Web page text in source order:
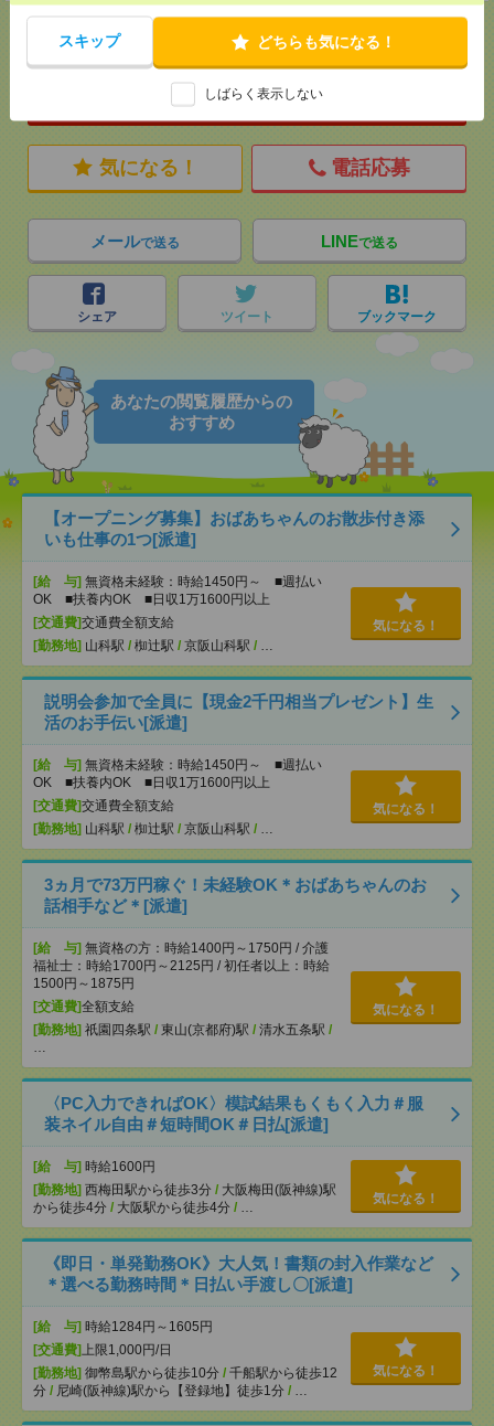
スキップ どちらも気になる！
しばらく表示しない
応募ページへ
気になる！ 電話応募
メールで送る LINEで送る
シェア ツイート ブックマーク
あなたの閲覧履歴からの
おすすめ
【オープニング募集】おばあちゃんのお散歩付き添
いも仕事の1つ[派遣]
[給 与] 無資格未経験：時給1450円～ ■週払い
OK ■扶養内OK ■日収1万1600円以上
[交通費]交通費全額支給
[勤務地] 山科駅 / 椥辻駅 / 京阪山科駅 / …
気になる！
説明会参加で全員に【現金2千円相当プレゼント】生
活のお手伝い[派遣]
[給 与] 無資格未経験：時給1450円～ ■週払い
OK ■扶養内OK ■日収1万1600円以上
[交通費]交通費全額支給
[勤務地] 山科駅 / 椥辻駅 / 京阪山科駅 / …
気になる！
3ヵ月で73万円稼ぐ！未経験OK＊おばあちゃんのお
話相手など＊[派遣]
[給 与] 無資格の方：時給1400円～1750円 / 介護
福祉士：時給1700円～2125円 / 初任者以上：時給
1500円～1875円
[交通費]全額支給
[勤務地] 祇園四条駅 / 東山(京都府)駅 / 清水五条駅 /
…
気になる！
〈PC入力できればOK〉模試結果もくもく入力＃服
装ネイル自由＃短時間OK＃日払[派遣]
[給 与] 時給1600円
[勤務地] 西梅田駅から徒歩3分 / 大阪梅田(阪神線)駅
から徒歩4分 / 大阪駅から徒歩4分 / …
気になる！
《即日・単発勤務OK》大人気！書類の封入作業など
＊選べる勤務時間＊日払い手渡し〇[派遣]
[給 与] 時給1284円～1605円
[交通費] 上限1,000円/日
[勤務地] 御幣島駅から徒歩10分 / 千船駅から徒歩12
分 / 尼崎(阪神線)駅から【登録地】徒歩1分 / …
気になる！